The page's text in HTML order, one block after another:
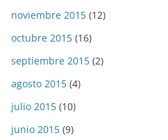
noviembre 2015 (12)
octubre 2015 (16)
septiembre 2015 (2)
agosto 2015 (4)
julio 2015 (10)
junio 2015 (9)